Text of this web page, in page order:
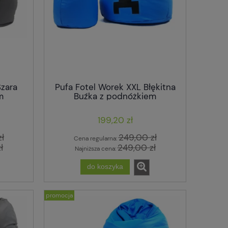
Niebieska XXL Wodoodporny z
Podnóżkiem
118,30 zł
Najniższa cena:
Pufa Fotel Worek XXL Błękitna
Buźka z podnóżkiem
199,20 zł
Cena regularna:249,00 zł
Najniższa cena:249,00 zł
do koszyka
promocja